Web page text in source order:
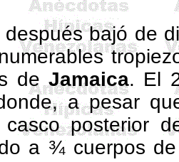
bajó de
de Jamaica. El
a pesar
casco posterior
a ¾ cuerpos